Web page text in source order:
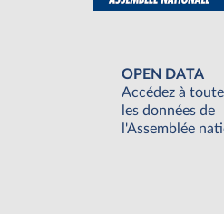
OPEN DATA
Accédez à
les données de
l'Assemblée